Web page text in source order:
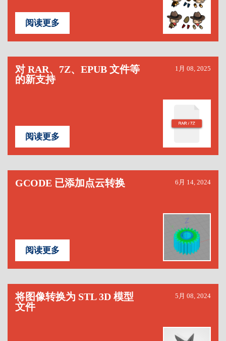
阅读更多
对 RAR、7Z、EPUB 文件等
的新支持
1月 08, 2025
阅读更多
GCODE 已添加点云转换 6月 14, 2024
阅读更多
将图像转换为 STL 3D 模型
文件
5月 08, 2024